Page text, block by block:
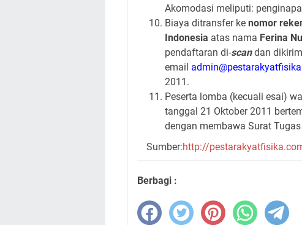
Akomodasi meliputi:
Biaya ditransfer ke nomor
Indonesia atas nama Ferina
pendaftaran di-scandan
email
2011.
Peserta lomba (kecuali esai)
tanggal 21 Oktober 2011
dengan membawa Surat
Sumber:http://
Berbagi :